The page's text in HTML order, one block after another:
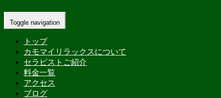
Toggle navigation
トップ
カモマイリラックスについて
セラピストご紹介
料金一覧
アクセス
ブログ
Home-ミコ(Miko)カモマイリラックス タイマッサージ 津田
沼店…